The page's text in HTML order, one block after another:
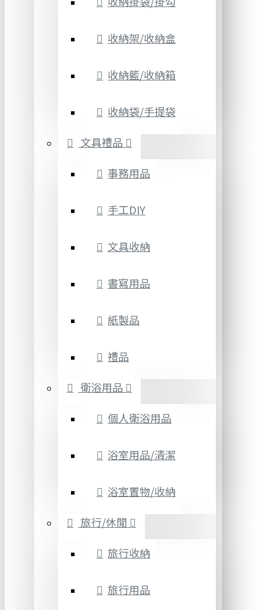
收納架/收納盒
收納籃/收納箱
收納袋/手提袋
文具禮品
事務用品
手工DIY
文具收納
書寫用品
紙製品
禮品
衛浴用品
個人衛浴用品
浴室用品/清潔
浴室置物/收納
旅行/休閒
旅行收納
旅行用品